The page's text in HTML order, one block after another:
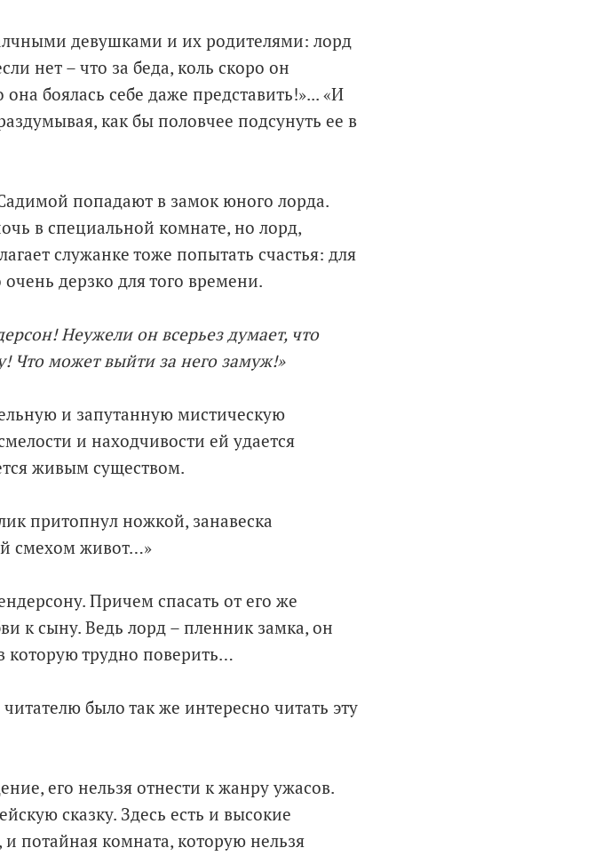
девушками и их родителями: лорд
нет – что за беда, коль скоро он
боялась себе даже представить!»... «И
как бы половчее подсунуть ее в
попадают в замок юного лорда.
в специальной комнате, но лорд,
служанке тоже попытать счастья: для
дерзко для того времени.
Неужели он всерьез думает, что
Что может выйти за него замуж!»
и запутанную мистическую
и находчивости ей удается
живым существом.
притопнул ножкой, занавеска
смехом живот…»
Причем спасать от его же
к сыну. Ведь лорд – пленник замка, он
которую трудно поверить…
было так же интересно читать эту
его нельзя отнести к жанру ужасов.
сказку. Здесь есть и высокие
потайная комната, которую нельзя